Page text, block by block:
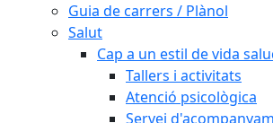
Guia de carrers / Plànol
Salut
Cap a un estil de vida
Tallers i activitats
Atenció psicològica
Servei